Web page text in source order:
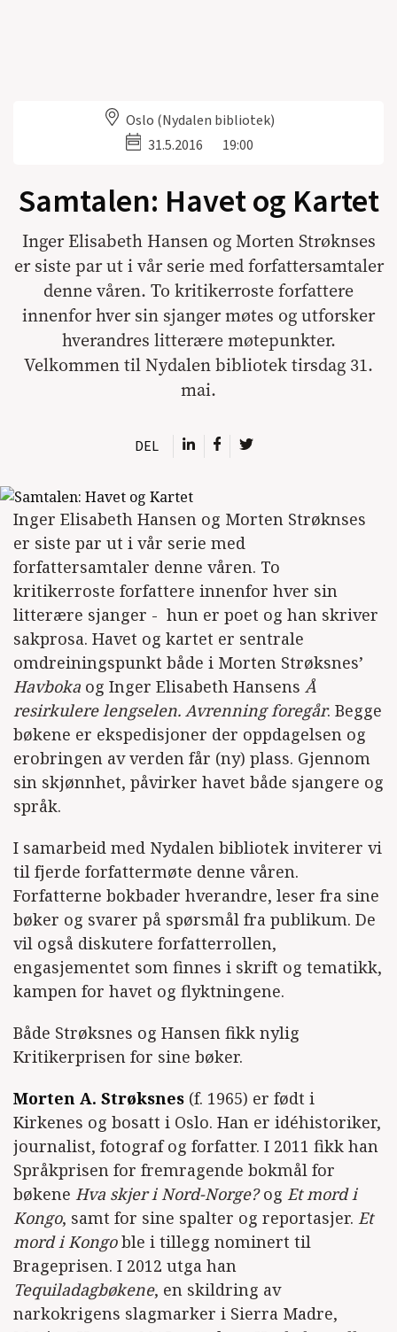
Oslo (Nydalen bibliotek)
31.5.2016
19:00
Samtalen: Havet og Kartet
Inger Elisabeth Hansen og Morten Strøknses
er siste par ut i vår serie med forfattersamtaler
denne våren. To kritikerroste forfattere
innenfor hver sin sjanger møtes og utforsker
hverandres litterære møtepunkter.
Velkommen til Nydalen bibliotek tirsdag 31.
mai.
DEL
Inger Elisabeth Hansen og Morten Strøknses
er siste par ut i vår serie med
forfattersamtaler denne våren. To
kritikerroste forfattere innenfor hver sin
litterære sjanger - hun er poet og han skriver
sakprosa. Havet og kartet er sentrale
omdreiningspunkt både i Morten Strøksnes’
Havboka og Inger Elisabeth Hansens Å
resirkulere lengselen. Avrenning foregår. Begge
bøkene er ekspedisjoner der oppdagelsen og
erobringen av verden får (ny) plass. Gjennom
sin skjønnhet, påvirker havet både sjangere og
språk.
I samarbeid med Nydalen bibliotek inviterer vi
til fjerde forfattermøte denne våren.
Forfatterne bokbader hverandre, leser fra sine
bøker og svarer på spørsmål fra publikum. De
vil også diskutere forfatterrollen,
engasjementet som finnes i skrift og tematikk,
kampen for havet og flyktningene.
Både Strøksnes og Hansen fikk nylig
Kritikerprisen for sine bøker.
Morten A. Strøksnes (f. 1965) er født i
Kirkenes og bosatt i Oslo. Han er idéhistoriker,
journalist, fotograf og forfatter. I 2011 fikk han
Språkprisen for fremragende bokmål for
bøkene Hva skjer i Nord-Norge?og Et mord i
Kongo, samt for sine spalter og reportasjer. Et
mord i Kongoble i tillegg nominert til
Brageprisen. I 2012 utga han
Tequiladagbøkene, en skildring av
narkokrigens slagmarker i Sierra Madre,